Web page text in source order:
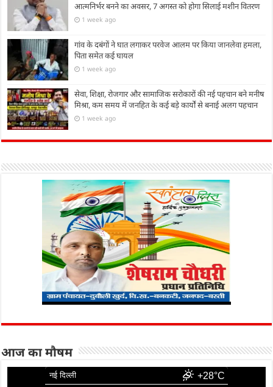
आत्मनिर्भर बनने का अवसर, 7 अगस्त को होगा सिलाई मशीन वितरण
1 week ago
गांव के दबंगों ने घात लगाकर परवेज आलम पर किया जानलेवा हमला,
पिता समेत कई घायल
1 week ago
सेवा, शिक्षा, रोजगार और सामाजिक सरोकारों की नई पहचान बने मनीष
मिश्रा, कम समय में जनहित के कई बड़े कार्यों से बनाई अलग पहचान
1 week ago
आज का मौषम
नई दिल्ली +28°C